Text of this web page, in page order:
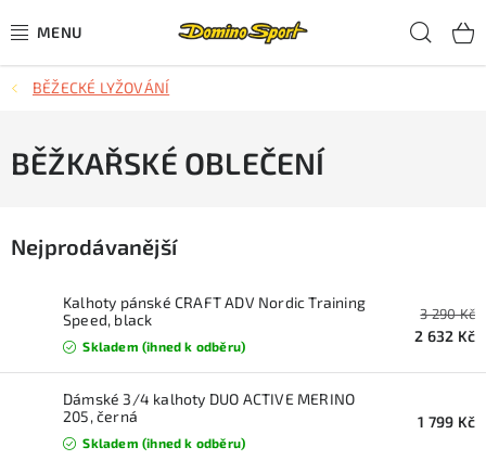
na
CYKLISTIKA
SJEZDOVÉ LYŽOVÁNÍ
BĚŽECKÉ LYŽOVÁNÍ
OBLEČENÍ A OBUV
BĚHÁNÍ
BĚŽECKÉ LYŽOVÁNÍ
BĚŽKAŘSKÉ OBLEČENÍ
Nejprodávanější
Kalhoty pánské CRAFT ADV Nordic Training
Speed, black
Skladem (ihned k odběru)
3 290 Kč
2 632 Kč
Dámské 3/4 kalhoty DUO ACTIVE MERINO
205, černá
Skladem (ihned k odběru)
1 799 Kč